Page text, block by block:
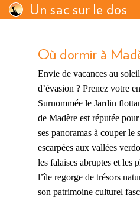
Un sac sur le dos
Où dormir à
Envie de vacances au
d’évasion ? Prenez votre
Surnommée le Jardin
de Madère est réputée
ses panoramas à couper le
escarpées aux vallées
les falaises abruptes et les
l’île regorge de trésors
son patrimoine culturel